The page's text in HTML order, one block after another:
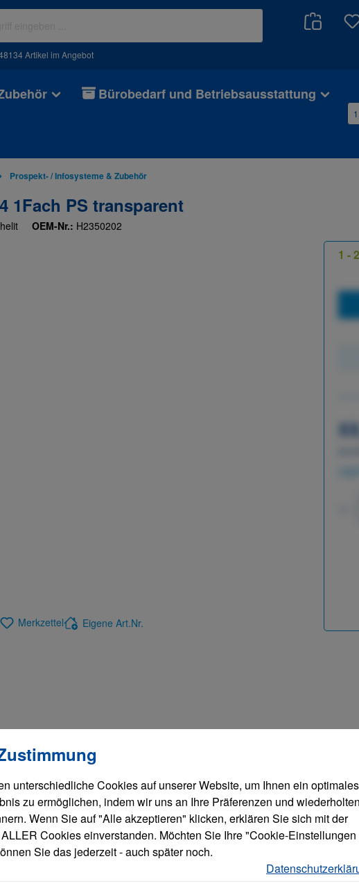
Artikel im Angebot
Bürobedarf und Betriebsausstattung
Prospekt- / Infosysteme & Zubehör
1Fach PS transparent
helit OEM-Nr.: H2350202
Merkzettel Eigene Art.Nr.
1 -
Cookies, um eine bestmögliche Erfahrung bieten zu können.
unterschiedliche Cookies auf unserer Website, um Ihnen ein optimales
zu ermöglichen, indem wir uns an Ihre Präferenzen und wiederholten
Wenn Sie auf "Alle akzeptieren" klicken, erklären Sie sich mit der
Cookies einverstanden. Möchten Sie Ihre "Cookie-Einstellungen
Sie das jederzeit - auch später noch.